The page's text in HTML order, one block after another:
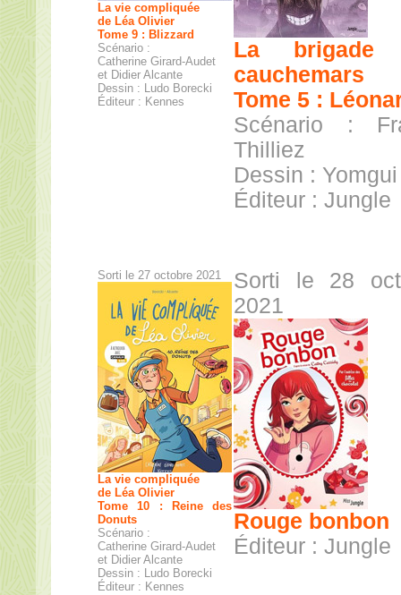
La vie compliquée
de Léa Olivier
Tome 9 : Blizzard
Scénario :
Catherine Girard-Audet
et Didier Alcante
Dessin : Ludo Borecki
Éditeur : Kennes
La brigade
cauchemars
Tome 5 :
Scénario :
Thilliez
Dessin : Yomgui
Éditeur : Jungle
Sorti le 27 octobre 2021
La vie compliquée
de Léa Olivier
Tome 10 : Reine des
Donuts
Scénario :
Catherine Girard-Audet
et Didier Alcante
Dessin : Ludo Borecki
Éditeur : Kennes
Sorti le 28
2021
Rouge bonbon
Éditeur : Jungle